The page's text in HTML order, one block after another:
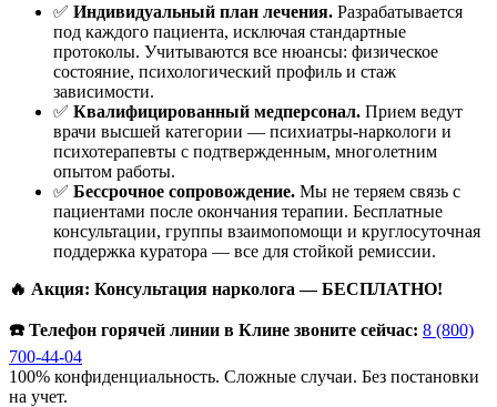
✅ Индивидуальный план лечения. Разрабатывается
под каждого пациента, исключая стандартные
протоколы. Учитываются все нюансы: физическое
состояние, психологический профиль и стаж
зависимости.
✅ Квалифицированный медперсонал. Прием ведут
врачи высшей категории — психиатры-наркологи и
психотерапевты с подтвержденным, многолетним
опытом работы.
✅ Бессрочное сопровождение. Мы не теряем связь с
пациентами после окончания терапии. Бесплатные
консультации, группы взаимопомощи и круглосуточная
поддержка куратора — все для стойкой ремиссии.
🔥 Акция: Консультация нарколога — БЕСПЛАТНО!
☎️ Телефон горячей линии в Клине звоните сейчас: 8 (800)
700-44-04
100% конфиденциальность. Сложные случаи. Без постановки
на учет.